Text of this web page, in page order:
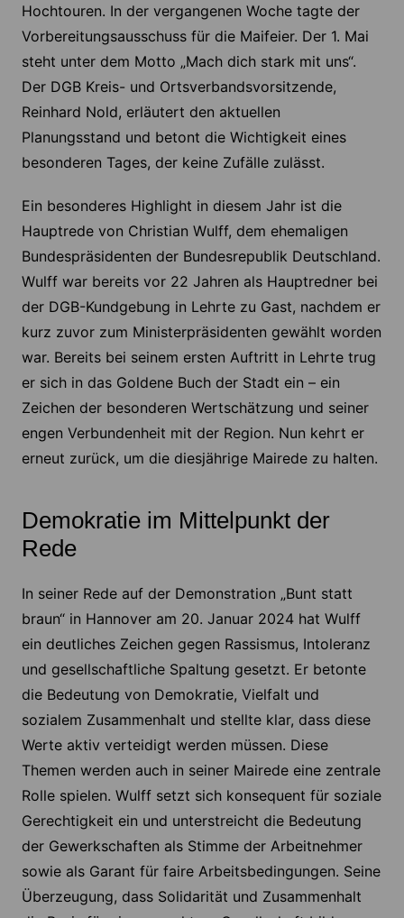
Hochtouren. In der vergangenen Woche tagte der
Vorbereitungsausschuss für die Maifeier. Der 1. Mai
steht unter dem Motto „Mach dich stark mit uns“.
Der DGB Kreis- und Ortsverbandsvorsitzende,
Reinhard Nold, erläutert den aktuellen
Planungsstand und betont die Wichtigkeit eines
besonderen Tages, der keine Zufälle zulässt.
Ein besonderes Highlight in diesem Jahr ist die
Hauptrede von Christian Wulff, dem ehemaligen
Bundespräsidenten der Bundesrepublik Deutschland.
Wulff war bereits vor 22 Jahren als Hauptredner bei
der DGB-Kundgebung in Lehrte zu Gast, nachdem er
kurz zuvor zum Ministerpräsidenten gewählt worden
war. Bereits bei seinem ersten Auftritt in Lehrte trug
er sich in das Goldene Buch der Stadt ein – ein
Zeichen der besonderen Wertschätzung und seiner
engen Verbundenheit mit der Region. Nun kehrt er
erneut zurück, um die diesjährige Mairede zu halten.
Demokratie im Mittelpunkt der
Rede
In seiner Rede auf der Demonstration „Bunt statt
braun“ in Hannover am 20. Januar 2024 hat Wulff
ein deutliches Zeichen gegen Rassismus, Intoleranz
und gesellschaftliche Spaltung gesetzt. Er betonte
die Bedeutung von Demokratie, Vielfalt und
sozialem Zusammenhalt und stellte klar, dass diese
Werte aktiv verteidigt werden müssen. Diese
Themen werden auch in seiner Mairede eine zentrale
Rolle spielen. Wulff setzt sich konsequent für soziale
Gerechtigkeit ein und unterstreicht die Bedeutung
der Gewerkschaften als Stimme der Arbeitnehmer
sowie als Garant für faire Arbeitsbedingungen. Seine
Überzeugung, dass Solidarität und Zusammenhalt